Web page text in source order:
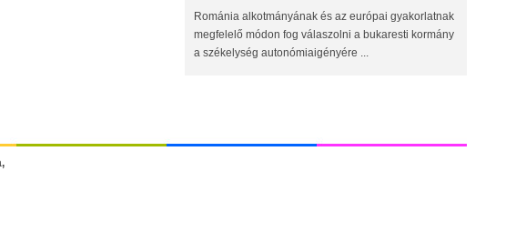
Románia alkotmányának és az európai gyakorlatnak
megfelelő módon fog válaszolni a bukaresti kormány
a székelység autonómiaigényére ...